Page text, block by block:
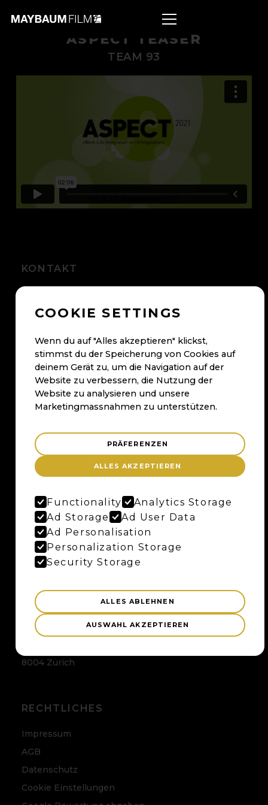
ASPECT TEASER
TEAM 93
KONTAKT
kontakt@maybaum.ch
BADEN
Maybaum AG
Bruggerstrasse 37
5400 Baden
Anfahrtsplan
Google Maps
BERN
Maybaum AG
Uferweg 15
3013 Bern
ZÜRICH
Maybaum AG
8004 Zürich
RECHTLICHES
Impressum
AGB
Datenschutz
Cookie Einstellungen
COOKIE SETTINGS
Wenn du auf "Alles akzeptieren" klickst,
stimmst du der Speicherung von Cookies auf
deinem Gerät zu, um die Navigation auf der
Website zu verbessern, die Nutzung der
Website zu analysieren und unsere
Marketingmassnahmen zu unterstützen.
PRÄFERENZEN
ALLES AKZEPTIEREN
Functionality
Analytics Storage
Ad Storage
Ad User Data
Ad Personalisation
Personalization Storage
Security Storage
ALLES ABLEHNEN
AUSWAHL AKZEPTIEREN